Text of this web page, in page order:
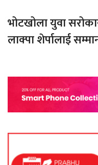
भोटखोला युवा
लाक्पा शेर्पालाई